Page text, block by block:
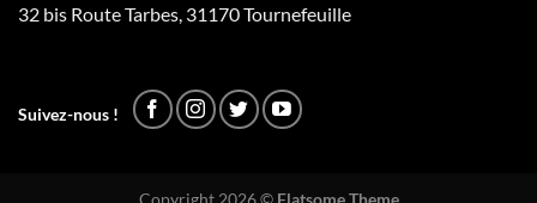
32 bis Route Tarbes, 31170 Tournefeuille
Suivez-nous !
Copyright 2026 © Flatsome Theme